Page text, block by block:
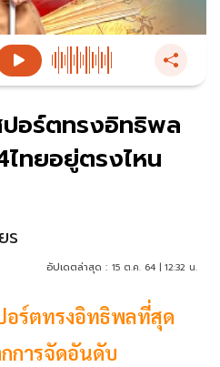
อร์ตทรงอิทธิพล
ทยอยู่ตรงไหน
ร
อัปเดตล่าสุด : 15 ต.ค. 64 | 12:32 น.
อร์ตทรงอิทธิพลที่สุด
การจัดอันดับ